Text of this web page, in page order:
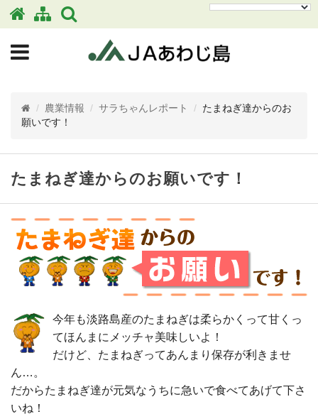
/ 農業情報 / サラちゃんレポート / たまねぎ達からのお
願いです！
たまねぎ達からのお願いです！
今年も淡路島産のたまねぎは柔らかくって甘くっ
てほんまにメッチャ美味しいよ！
だけど、たまねぎってあんまり保存が利きませ
ん…。
だからたまねぎ達が元気なうちに急いで食べてあげて下さ
いね！